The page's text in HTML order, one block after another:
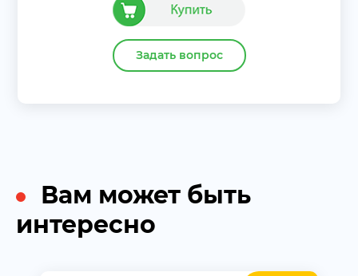
Задать вопрос
Вам может быть
интересно